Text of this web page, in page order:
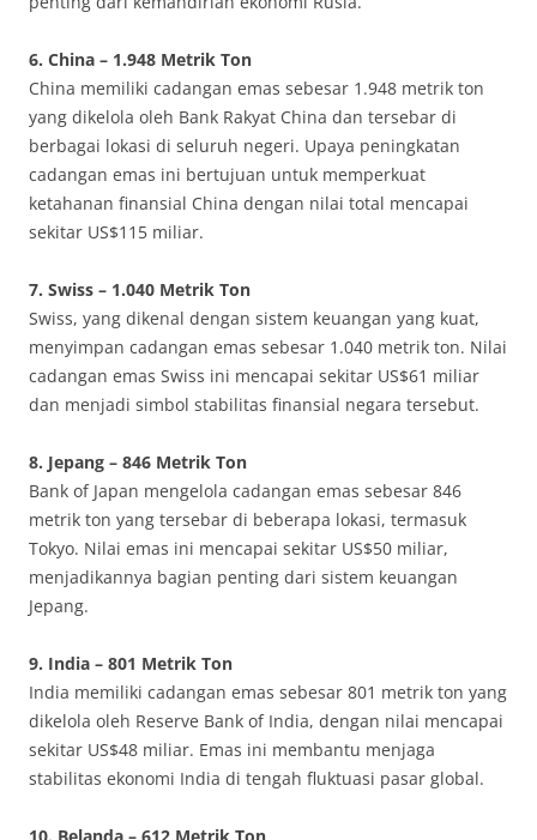
6. China – 1.948 Metrik Ton
China memiliki cadangan emas sebesar 1.948 metrik ton
yang dikelola oleh Bank Rakyat China dan tersebar di
berbagai lokasi di seluruh negeri. Upaya peningkatan
cadangan emas ini bertujuan untuk memperkuat
ketahanan finansial China dengan nilai total mencapai
sekitar US$115 miliar.
7. Swiss – 1.040 Metrik Ton
Swiss, yang dikenal dengan sistem keuangan yang kuat,
menyimpan cadangan emas sebesar 1.040 metrik ton. Nilai
cadangan emas Swiss ini mencapai sekitar US$61 miliar
dan menjadi simbol stabilitas finansial negara tersebut.
8. Jepang – 846 Metrik Ton
Bank of Japan mengelola cadangan emas sebesar 846
metrik ton yang tersebar di beberapa lokasi, termasuk
Tokyo. Nilai emas ini mencapai sekitar US$50 miliar,
menjadikannya bagian penting dari sistem keuangan
Jepang.
9. India – 801 Metrik Ton
India memiliki cadangan emas sebesar 801 metrik ton yang
dikelola oleh Reserve Bank of India, dengan nilai mencapai
sekitar US$48 miliar. Emas ini membantu menjaga
stabilitas ekonomi India di tengah fluktuasi pasar global.